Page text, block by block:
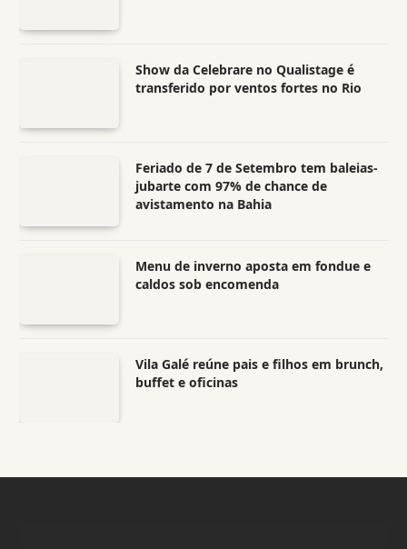
Show da Celebrare no Qualistage é
transferido por ventos fortes no Rio
Feriado de 7 de Setembro tem baleias-
jubarte com 97% de chance de
avistamento na Bahia
Menu de inverno aposta em fondue e
caldos sob encomenda
Vila Galé reúne pais e filhos em brunch,
buffet e oficinas